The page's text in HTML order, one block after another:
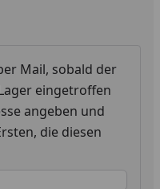
Mail, sobald der
eingetroffen
angeben und
die diesen